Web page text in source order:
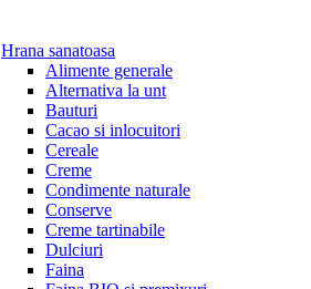
Hrana sanatoasa
Alimente generale
Alternativa la unt
Bauturi
Cacao si inlocuitori
Cereale
Creme
Condimente naturale
Conserve
Creme tartinabile
Dulciuri
Faina